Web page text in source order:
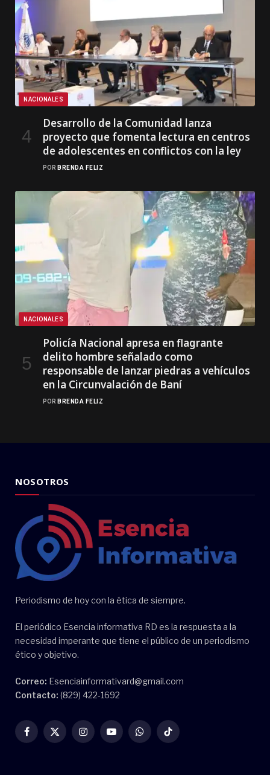
NACIONALES
Desarrollo de la Comunidad lanza
proyecto que fomenta lectura en centros
de adolescentes en conflictos con la ley
POR BRENDA FELIZ
NACIONALES
Policía Nacional apresa en flagrante
delito hombre señalado como
responsable de lanzar piedras a vehículos
en la Circunvalación de Baní
POR BRENDA FELIZ
NOSOTROS
Periodismo de hoy con la ética de siempre.
El periódico Esencia informativa RD es la respuesta a la
necesidad imperante que tiene el público de un periodismo
ético y objetivo.
Correo: Esenciainformativard@gmail.com
Contacto: (829) 422-1692
Facebook
X
InstagramYouTubeWhatsAppTikTok